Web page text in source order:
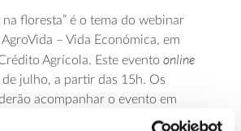
floresta” é o tema do webinar
– Vida Económica, em
Agrícola. Este evento online
julho, a partir das 15h. Os
acompanhar o evento em
da AgroVida –